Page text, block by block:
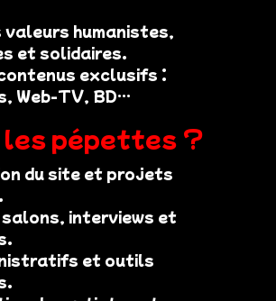
humanistes,
et solidaires.
exclusifs :
Web-TV, BD…
les pépettes ?
du site et projets
interviews et
et outils